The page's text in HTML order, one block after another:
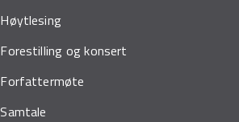
Høytlesing
Forestilling og konsert
Forfattermøte
Samtale